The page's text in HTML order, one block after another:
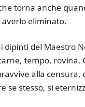
torna anche
eliminato.
dipinti del Maestro
tempo, rovina.
alla
se stesso, si